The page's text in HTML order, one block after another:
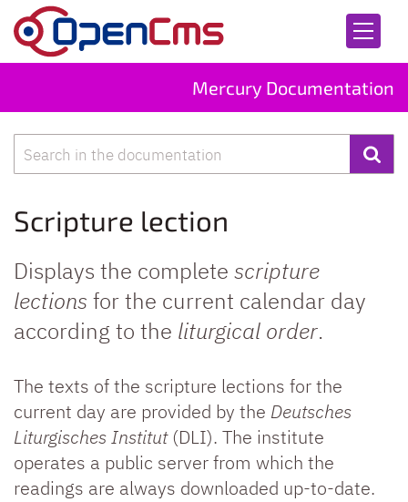
Skip to content
Mercury Documentation
Scripture lection
Displays the complete scripture
lections for the current calendar day
according to the liturgical order.
The texts of the scripture lections for the
current day are provided by the Deutsches
Liturgisches Institut(DLI). The institute
operates a public server from which the
readings are always downloaded up-to-date.
Search